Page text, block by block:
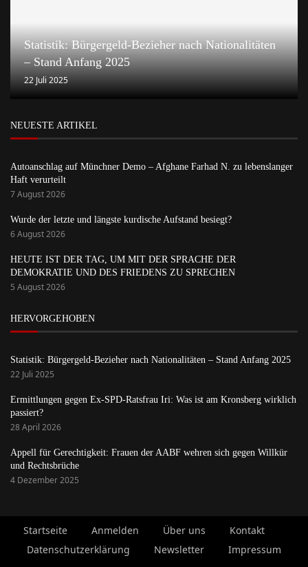
Statistik: Bürgergeld-Bezieher nach Nationalitäten
– Stand Anfang 2025
22 Juli 2025
NEUESTE ARTIKEL
Autoanschlag auf Münchner Demo – Afghane Farhad N. zu lebenslanger
Haft verurteilt
7 August 2026
Wurde der letzte und längste kurdische Aufstand besiegt?
6 August 2026
HEUTE IST DER TAG, UM MIT DER SPRACHE DER
DEMOKRATIE UND DES FRIEDENS ZU SPRECHEN
5 August 2026
HERVORGEHOBEN
Statistik: Bürgergeld-Bezieher nach Nationalitäten – Stand Anfang 2025
22 Juli 2025
Ermittlungen gegen Ex-SPD-Ratsfrau Iri: Was ist am Kronsberg wirklich
passiert?
28 April 2026
Appell für Gerechtigkeit: Frauen der AABF wehren sich gegen Willkür
und Rechtsbrüche
4 Dezember 2025
Startseite Anmelden Über uns
Kontakt
Datenschutzerklärung
Newsletter Impressum